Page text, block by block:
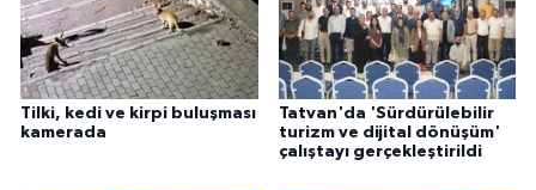
Tilki, kedi ve kirpi buluşması
kamerada
Tatvan'da 'Sürdürülebilir
turizm ve dijital dönüşüm'
çalıştayı gerçekleştirildi